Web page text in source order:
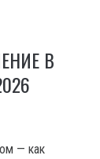
В
— как